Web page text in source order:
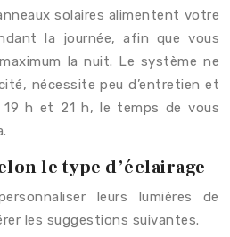
solaires alimentent votre
la journée, afin que vous
la nuit. Le système ne
nécessite peu d’entretien et
h et 21 h, le temps de vous
le type d’éclairage
leurs lumières de
les suggestions suivantes.